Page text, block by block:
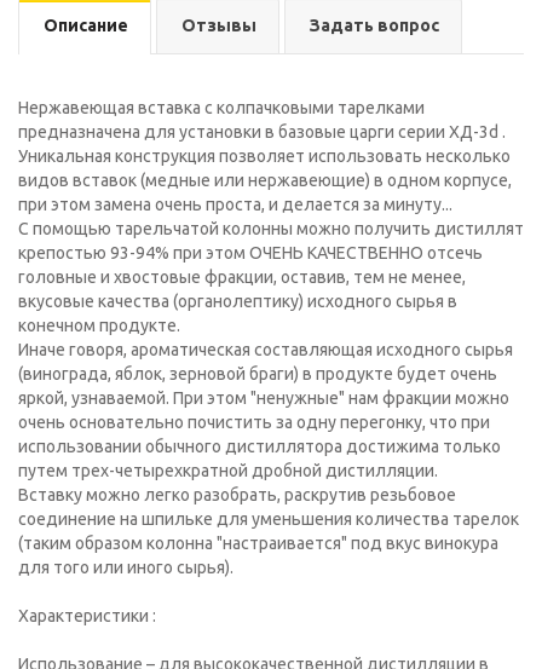
Описание Отзывы Задать вопрос
Нержавеющая вставка с колпачковыми тарелками
предназначена для установки в базовые царги серии ХД-3d .
Уникальная конструкция позволяет использовать несколько
видов вставок (медные или нержавеющие) в одном корпусе,
при этом замена очень проста, и делается за минуту...
С помощью тарельчатой колонны можно получить дистиллят
крепостью 93-94% при этом ОЧЕНЬ КАЧЕСТВЕННО отсечь
головные и хвостовые фракции, оставив, тем не менее,
вкусовые качества (органолептику) исходного сырья в
конечном продукте.
Иначе говоря, ароматическая составляющая исходного сырья
(винограда, яблок, зерновой браги) в продукте будет очень
яркой, узнаваемой. При этом "ненужные" нам фракции можно
очень основательно почистить за одну перегонку, что при
использовании обычного дистиллятора достижима только
путем трех-четырехкратной дробной дистилляции.
Вставку можно легко разобрать, раскрутив резьбовое
соединение на шпильке для уменьшения количества тарелок
(таким образом колонна "настраивается" под вкус винокура
для того или иного сырья).
Характеристики :
Использование – для высококачественной дистилляции в